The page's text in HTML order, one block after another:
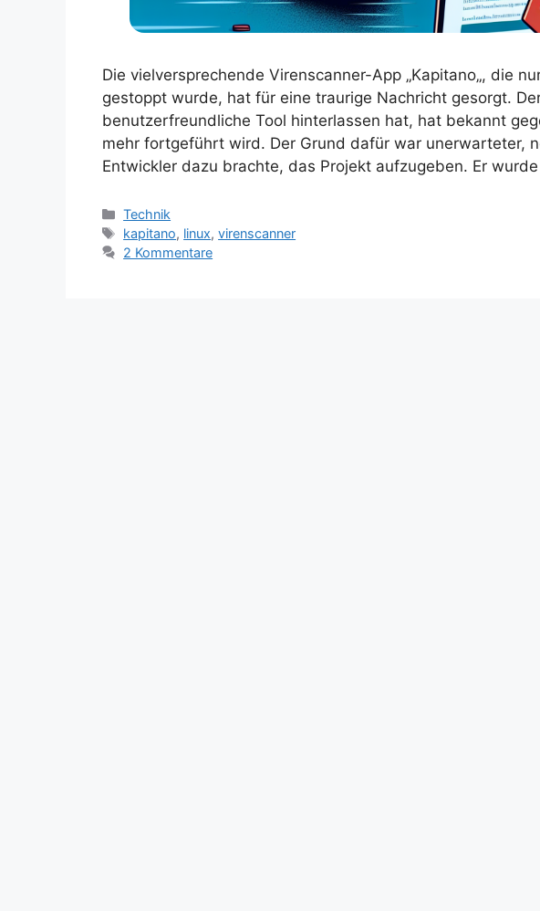
Die vielversprechende Virenscanner-App „Kapitano„, die
gestoppt wurde, hat für eine traurige Nachricht gesorgt.
benutzerfreundliche Tool hinterlassen hat, hat bekannt
mehr fortgeführt wird. Der Grund dafür war unerwarteter,
Entwickler dazu brachte, das Projekt aufzugeben. Er
Kategorien
Technik
Schlagwörter
kapitano, linux,virenscanner
2 Kommentare